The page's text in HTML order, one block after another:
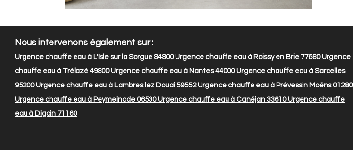
Nous intervenons également sur :
Urgence chauffe eau à L'Isle sur la Sorgue 84800Urgence chauffe eau à Roissy en Brie 77680Urgence
chauffe eau à Trélazé 49800Urgence chauffe eau à Nantes 44000Urgence chauffe eau à Sarcelles
95200Urgence chauffe eau à Lambres lez Douai 59552Urgence chauffe eau à Prévessin Moëns 01280
Urgence chauffe eau à Peymeinade 06530Urgence chauffe eau à Canéjan 33610Urgence chauffe
eau à Digoin 71160